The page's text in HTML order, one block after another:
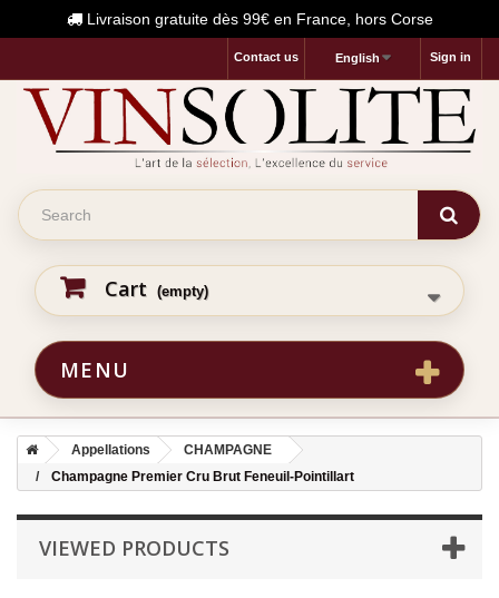
Livraison gratuite dès 99€ en France, hors Corse
Sign in
English
Contact us
Cart (empty)
MENU
Appellations
CHAMPAGNE
Champagne Premier Cru Brut Feneuil-Pointillart
VIEWED PRODUCTS